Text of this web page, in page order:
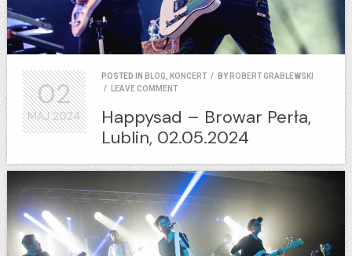
POSTED IN BLOG KONCERT / BY ROBERT GRABLEWSKI
/
LEAVE COMMENT
Happysad – Browar Perła,
Lublin, 02.05.2024
02
MAJ2024